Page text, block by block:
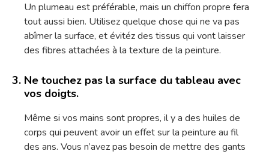
Un plumeau est préférable, mais un chiffon propre fera
tout aussi bien. Utilisez quelque chose qui ne va pas
abîmer la surface, et évitéz des tissus qui vont laisser
des fibres attachées à la texture de la peinture.
Ne touchez pas la surface du tableau avec
vos doigts.
Même si vos mains sont propres, il y a des huiles de
corps qui peuvent avoir un effet sur la peinture au fil
des ans. Vous n’avez pas besoin de mettre des gants